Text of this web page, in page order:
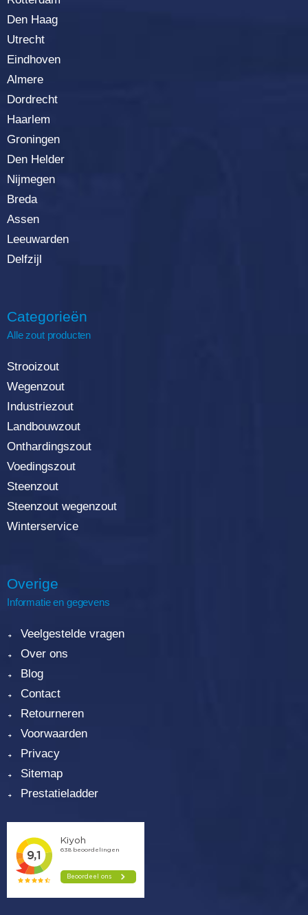
Den Haag
Utrecht
Eindhoven
Almere
Dordrecht
Haarlem
Groningen
Den Helder
Nijmegen
Breda
Assen
Leeuwarden
Delfzijl
Categorieën
Alle zout producten
Strooizout
Wegenzout
Industriezout
Landbouwzout
Onthardingszout
Voedingszout
Steenzout
Steenzout wegenzout
Winterservice
Overige
Informatie en gegevens
Veelgestelde vragen
Over ons
Blog
Contact
Retourneren
Voorwaarden
Privacy
Sitemap
Prestatieladder